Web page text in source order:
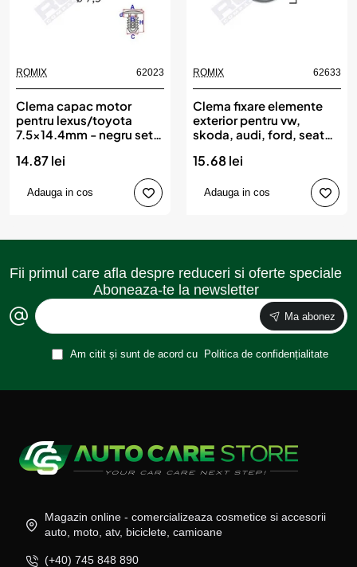
ROMIX 62023
Clema capac motor
pentru lexus/toyota
7.5x14.4mm - negru set
14.87 lei
Adauga in cos
ROMIX 62633
Clema fixare elemente
exterior pentru vw,
skoda, audi, ford, seat
ROMIX
15.68 lei
Adauga in cos
Fii primul care afla despre reduceri si oferte speciale
Aboneaza-te la newsletter
Ma abonez
Am citit și sunt de acord cu Politica de confidențialitate
Magazin online - comercializeaza cosmetice si accesorii
auto, moto, atv, biciclete, camioane
(+40) 745 848 890